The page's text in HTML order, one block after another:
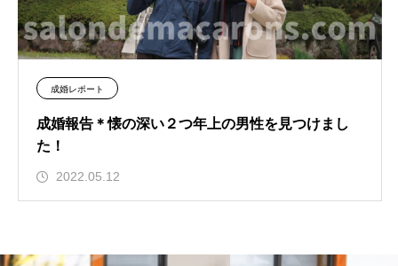
成婚レポート
成婚報告＊懐の深い２つ年上の男性を見つけまし
た！
2022.05.12